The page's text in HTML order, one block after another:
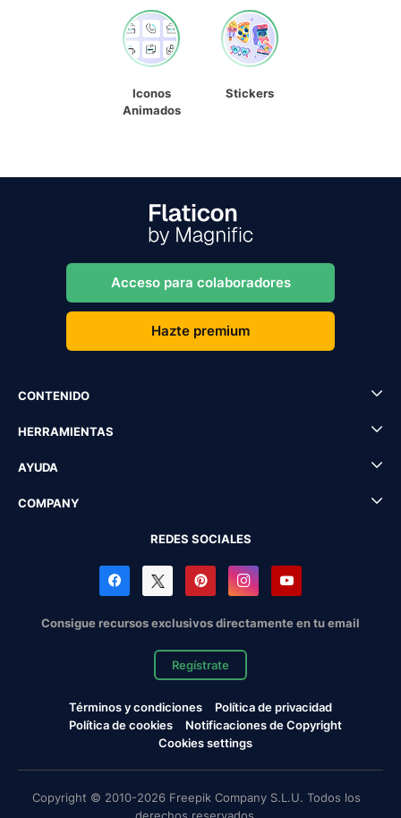
Iconos
Animados
Stickers
Acceso para colaboradores
Hazte premium
CONTENIDO
HERRAMIENTAS
AYUDA
COMPANY
REDES SOCIALES
Consigue recursos exclusivos directamente en tu email
Regístrate
Términos y condiciones
Política de privacidad
Política de cookies
Notificaciones de Copyright
Cookies settings
Copyright © 2010-2026 Freepik Company S.L.U. Todos los